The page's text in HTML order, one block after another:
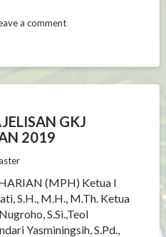
a comment
GKJ
2019
(MPH) Ketua I
S.H., M.H., M.Th. Ketua
S.Si.,Teol
Yasminingsih, S.Pd.,